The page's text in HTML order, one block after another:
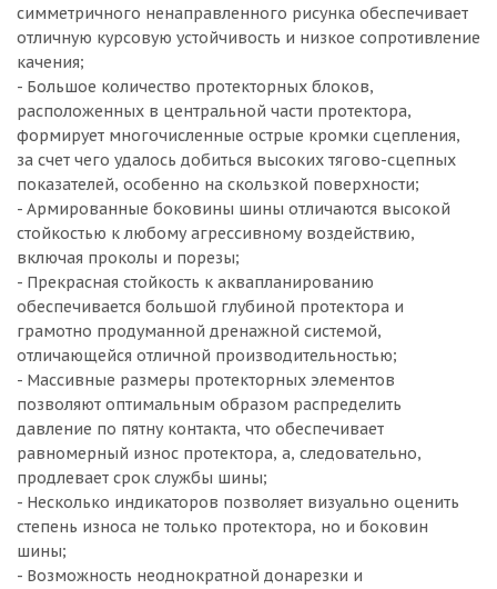
симметричного ненаправленного рисунка обеспечивает
отличную курсовую устойчивость и низкое сопротивление
качения;
- Большое количество протекторных блоков,
расположенных в центральной части протектора,
формирует многочисленные острые кромки сцепления,
за счет чего удалось добиться высоких тягово-сцепных
показателей, особенно на скользкой поверхности;
- Армированные боковины шины отличаются высокой
стойкостью к любому агрессивному воздействию,
включая проколы и порезы;
- Прекрасная стойкость к аквапланированию
обеспечивается большой глубиной протектора и
грамотно продуманной дренажной системой,
отличающейся отличной производительностью;
- Массивные размеры протекторных элементов
позволяют оптимальным образом распределить
давление по пятну контакта, что обеспечивает
равномерный износ протектора, а, следовательно,
продлевает срок службы шины;
- Несколько индикаторов позволяет визуально оценить
степень износа не только протектора, но и боковин
шины;
- Возможность неоднократной донарезки и